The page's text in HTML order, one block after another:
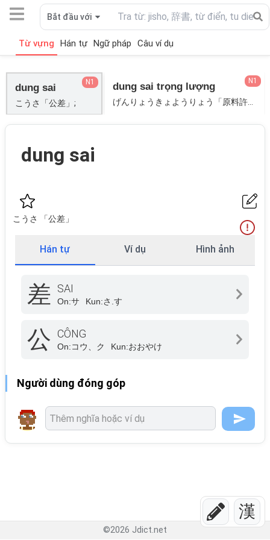
漢
Bắt đầu với
Từ vựng Hán tự Ngữ pháp Câu ví dụ
dung sai
こうさ「公差」;
N1 dung sai trọng lượng N1
dung sai
こうさ 「公差」
Hán tự Ví dụ Hình ảnh
差 SAI
On:サ Kun:さ.す
公 CÔNG
On:コウ、ク Kun:おおやけ
Người dùng đóng góp
©2026 Jdict.net